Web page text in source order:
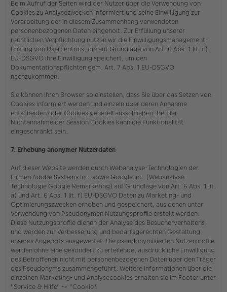
Beim Aufruf der Seiten wird der Nutzer über die Verwendung von
Cookies zu Analysezwecken informiert und seine Einwilligung zur
Verarbeitung der in diesem Zusammenhang verwendeten
personenbezogenen Daten eingeholt. Zur Erfüllung unserer
rechtlichen Verpflichtung nutzen wir die Einwilligungsmanagement-
Lösung von Usercentrics, die auf Grundlage von Art. 6 Abs. 1 lit. c)
EU-DSGVO ihre Einwilligung speichert, um den
Dokumentationspflichten gem. Art. 7 Abs. 1 EU-DSGVO
nachzukommen.
Sie können Ihren Browser so einstellen, dass Sie über das Setzen von
Cookies informiert werden und einzeln über deren Annahme
entscheiden oder Cookies generell ausschließen. Bei der
Nichtannahme der Session Cookies kann die Funktionalität
eingeschränkt sein.
7. Erhebung anonymer Nutzerdaten
Auf dieser Website werden durch Webanalyse-Technologien der
Firmen Adobe Systems Inc. sowie Google Inc. (Webanalyse-
Technologie Google Remarketing) auf Grundlage von Art. 6 Abs. 1 lit.
a) und Art. 6 Abs. 1 lit. f) EU-DSGVO Daten zu Marketing- und
Optimierungszwecken erhoben und gespeichert, aus denen unter
Verwendung von Pseudonymen Nutzungsprofile erstellt werden.
Diese Nutzungsprofile dienen der Analyse des Besucherverhaltens
und werden zur Verbesserung und bedarfsgerechten Gestaltung
unseres Angebots ausgewertet. Die pseudonymisierten Nutzerprofile
werden ohne eine gesondert zu erteilende, ausdrückliche Einwilligung
des Betroffenen nicht mit personenbezogenen Daten über den Träger
des Pseudonyms zusammengeführt. Weitere Informationen über die
einzelnen Marketing- und Analysecookies erhalten sie im Footer unter
"Service & Hilfe" -> "Cookie".